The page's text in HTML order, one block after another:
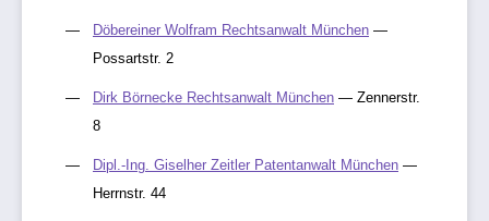
Döbereiner Wolfram Rechtsanwalt München —
Possartstr. 2
Dirk Börnecke Rechtsanwalt München — Zennerstr.
8
Dipl.-Ing. Giselher Zeitler Patentanwalt München —
Herrnstr. 44